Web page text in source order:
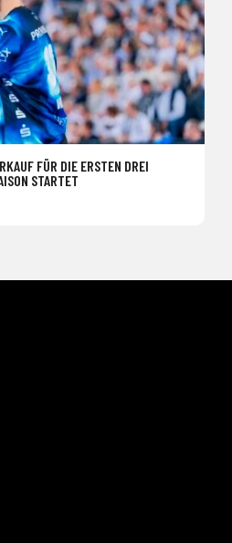
FÜR DIE ERSTEN DREI
STARTET